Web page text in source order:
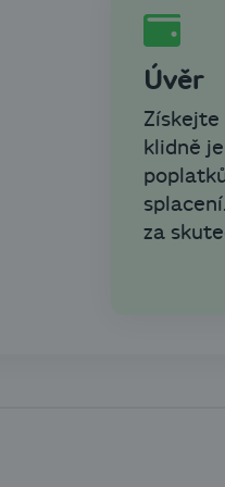
Úvěr
Získejte
klidně
za